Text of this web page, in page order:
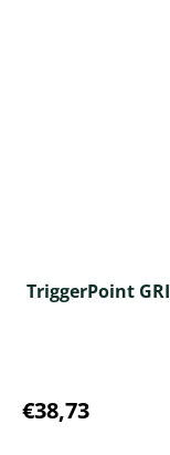
TriggerPoint
produktu
je
€38,73